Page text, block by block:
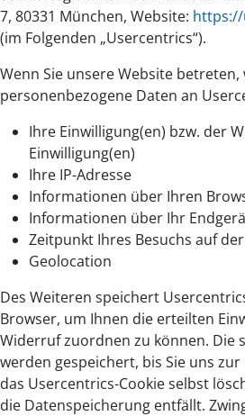
7, 80331 München, Website:
(im Folgenden „Usercentrics“).
Wenn Sie unsere Website
personenbezogene Daten an
Ihre Einwilligung(en) bzw. der
Einwilligung(en)
Ihre IP-Adresse
Informationen über Ihren
Informationen über Ihr
Zeitpunkt Ihres Besuchs auf
Geolocation
Des Weiteren speichert
Browser, um Ihnen die erteilten
Widerruf zuordnen zu können. Die
werden gespeichert, bis Sie uns
das Usercentrics-Cookie selbst
die Datenspeicherung entfällt.